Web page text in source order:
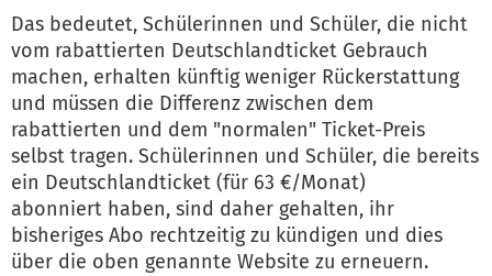
Das bedeutet, Schülerinnen und Schüler, die nicht
vom rabattierten Deutschlandticket Gebrauch
machen, erhalten künftig weniger Rückerstattung
und müssen die Differenz zwischen dem
rabattierten und dem "normalen" Ticket-Preis
selbst tragen. Schülerinnen und Schüler, die bereits
ein Deutschlandticket (für 63 €/Monat)
abonniert haben, sind daher gehalten, ihr
bisheriges Abo rechtzeitig zu kündigen und dies
über die oben genannte Website zu erneuern.